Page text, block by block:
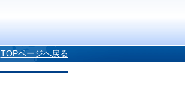
TOPページへ戻る